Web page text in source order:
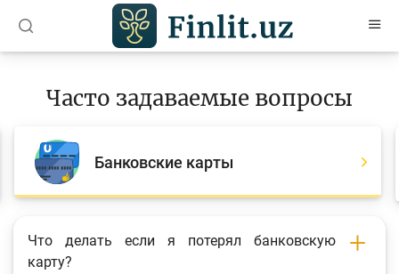
Учебные материалы
Проекты
Депозитный и кредитный калькуляторы
Часто задаваемые вопросы
Банковские карты
Что делать если я потерял банковскую
карту?